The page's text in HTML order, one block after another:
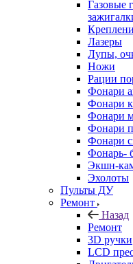
Газовые
Лазеры
Лупы,
Ножи
Рации
Фонари
Фонари
Фонари
Фонари
Фонари
Фонарь-
Экшн-
Эхолоты
Пульты ДУ
Ремонт
Назад
Ремонт
3D ручки
LCD